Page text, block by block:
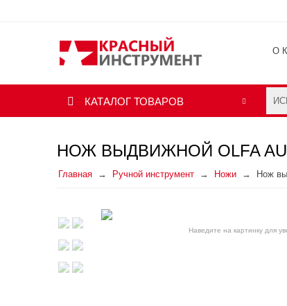
О
КАТАЛОГ ТОВАРОВ
НОЖ ВЫДВИЖНОЙ OLFA
Главная Ручной инструмент Ножи Нож
Наведите на картинку для